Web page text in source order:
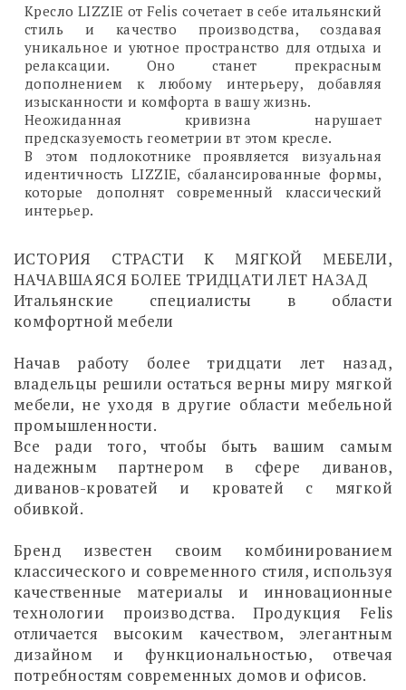
Кресло LIZZIE от Felis сочетает в себе итальянский
стиль и качество производства, создавая
уникальное и уютное пространство для отдыха и
релаксации. Оно станет прекрасным
дополнением к любому интерьеру, добавляя
изысканности и комфорта в вашу жизнь.
Неожиданная кривизна нарушает
предсказуемость геометрии вт этом кресле.
В этом подлокотнике проявляется визуальная
идентичность LIZZIE, сбалансированные формы,
которые дополнят современный классический
интерьер.
ИСТОРИЯ СТРАСТИ К МЯГКОЙ МЕБЕЛИ,
НАЧАВШАЯСЯ БОЛЕЕ ТРИДЦАТИ ЛЕТ НАЗАД
Итальянские специалисты в области
комфортной мебели
Начав работу более тридцати лет назад,
владельцы решили остаться верны миру мягкой
мебели, не уходя в другие области мебельной
промышленности.
Все ради того, чтобы быть вашим самым
надежным партнером в сфере диванов,
диванов-кроватей и кроватей с мягкой
обивкой.
Бренд известен своим комбинированием
классического и современного стиля, используя
качественные материалы и инновационные
технологии производства. Продукция Felis
отличается высоким качеством, элегантным
дизайном и функциональностью, отвечая
потребностям современных домов и офисов.